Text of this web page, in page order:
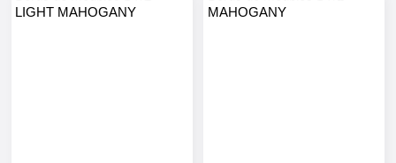
LIGHT MAHOGANY
MAHOGANY